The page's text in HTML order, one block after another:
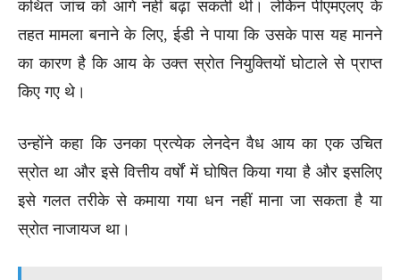
कथित जांच को आगे नहीं बढ़ा सकती थी। लेकिन पीएमएलए के
तहत मामला बनाने के लिए, ईडी ने पाया कि उसके पास यह मानने
का कारण है कि आय के उक्त स्रोत नियुक्तियों घोटाले से प्राप्त
किए गए थे।
उन्होंने कहा कि उनका प्रत्येक लेनदेन वैध आय का एक उचित
स्रोत था और इसे वित्तीय वर्षों में घोषित किया गया है और इसलिए
इसे गलत तरीके से कमाया गया धन नहीं माना जा सकता है या
स्रोत नाजायज था।